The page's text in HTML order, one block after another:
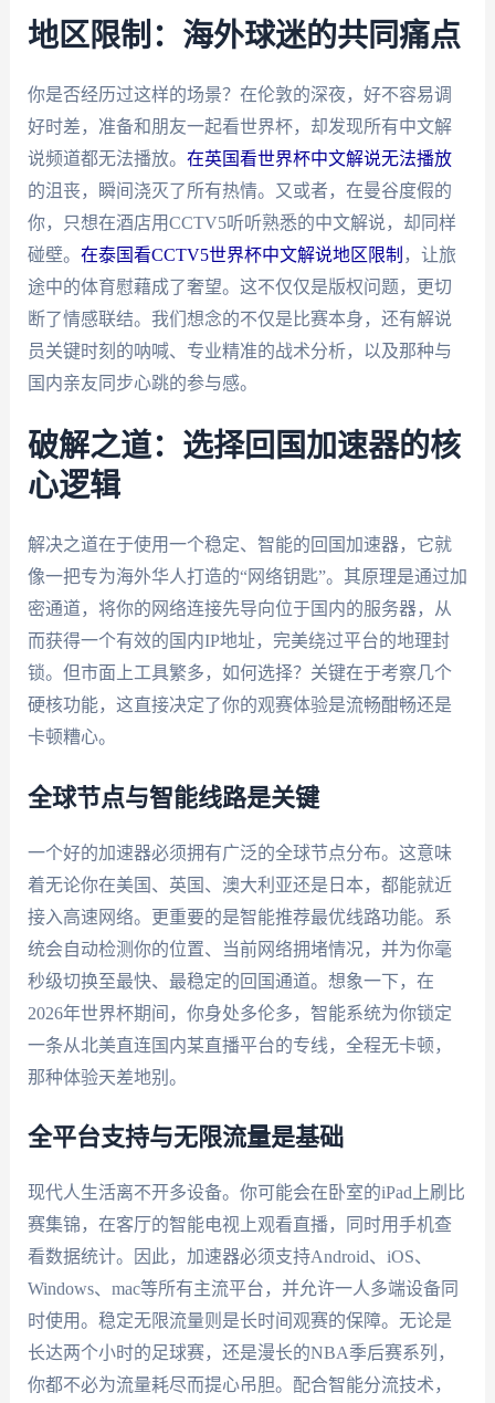
地区限制：海外球迷的共同痛点
你是否经历过这样的场景？在伦敦的深夜，好不容易调
好时差，准备和朋友一起看世界杯，却发现所有中文解
说频道都无法播放。 在英国看世界杯中文解说无法播放
的沮丧，瞬间浇灭了所有热情。又或者，在曼谷度假的
你，只想在酒店用CCTV5听听熟悉的中文解说，却同样
碰壁。 在泰国看CCTV5世界杯中文解说地区限制 ，让旅
途中的体育慰藉成了奢望。这不仅仅是版权问题，更切
断了情感联结。我们想念的不仅是比赛本身，还有解说
员关键时刻的呐喊、专业精准的战术分析，以及那种与
国内亲友同步心跳的参与感。
破解之道：选择回国加速器的核
心逻辑
解决之道在于使用一个稳定、智能的回国加速器，它就
像一把专为海外华人打造的“网络钥匙”。其原理是通过加
密通道，将你的网络连接先导向位于国内的服务器，从
而获得一个有效的国内IP地址，完美绕过平台的地理封
锁。但市面上工具繁多，如何选择？关键在于考察几个
硬核功能，这直接决定了你的观赛体验是流畅酣畅还是
卡顿糟心。
全球节点与智能线路是关键
一个好的加速器必须拥有广泛的全球节点分布。这意味
着无论你在美国、英国、澳大利亚还是日本，都能就近
接入高速网络。更重要的是智能推荐最优线路功能。系
统会自动检测你的位置、当前网络拥堵情况，并为你毫
秒级切换至最快、最稳定的回国通道。想象一下，在
2026年世界杯期间，你身处多伦多，智能系统为你锁定
一条从北美直连国内某直播平台的专线，全程无卡顿，
那种体验天差地别。
全平台支持与无限流量是基础
现代人生活离不开多设备。你可能会在卧室的iPad上刷比
赛集锦，在客厅的智能电视上观看直播，同时用手机查
看数据统计。因此，加速器必须支持Android、iOS、
Windows、mac等所有主流平台，并允许一人多端设备同
时使用。稳定无限流量则是长时间观赛的保障。无论是
长达两个小时的足球赛，还是漫长的NBA季后赛系列，
你都不必为流量耗尽而提心吊胆。配合智能分流技术，